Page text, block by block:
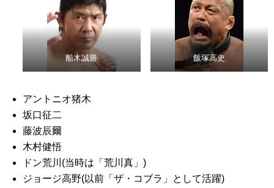
船木誠勝 飯塚高史
アントニオ猪木
坂口征二
藤波辰爾
木村健悟
ドン荒川(当時は「荒川真」)
ジョージ高野(以前「ザ・コブラ」として活躍)